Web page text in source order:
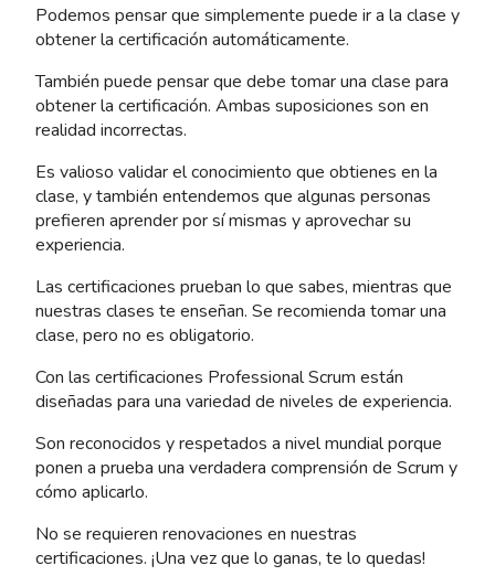
Podemos pensar que simplemente puede ir a la clase y
obtener la certificación automáticamente.
También puede pensar que debe tomar una clase para
obtener la certificación. Ambas suposiciones son en
realidad incorrectas.
Es valioso validar el conocimiento que obtienes en la
clase, y también entendemos que algunas personas
prefieren aprender por sí mismas y aprovechar su
experiencia.
Las certificaciones prueban lo que sabes, mientras que
nuestras clases te enseñan. Se recomienda tomar una
clase, pero no es obligatorio.
Con las certificaciones Professional Scrum están
diseñadas para una variedad de niveles de experiencia.
Son reconocidos y respetados a nivel mundial porque
ponen a prueba una verdadera comprensión de Scrum y
cómo aplicarlo.
No se requieren renovaciones en nuestras
certificaciones. ¡Una vez que lo ganas, te lo quedas!